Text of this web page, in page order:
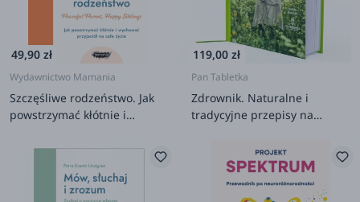
49,90 zł
Wydawnictwo Mamania
Szczęśliwe rodzeństwo. Jak
powstrzymać kłótnie i
życie
119,00 zł
Pan Tabletka
Zdrownik. Naturalne i
tradycyjne przepisy na